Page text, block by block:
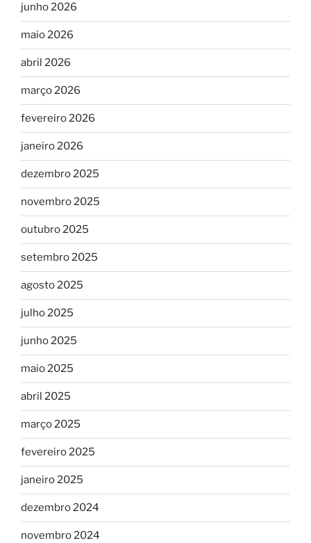
junho 2026
maio 2026
abril 2026
março 2026
fevereiro 2026
janeiro 2026
dezembro 2025
novembro 2025
outubro 2025
setembro 2025
agosto 2025
julho 2025
junho 2025
maio 2025
abril 2025
março 2025
fevereiro 2025
janeiro 2025
dezembro 2024
novembro 2024